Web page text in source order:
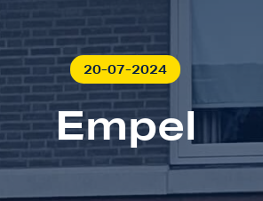
20-07-2024
Empel